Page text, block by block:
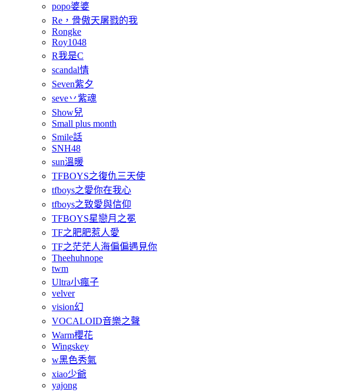
popo婆婆
Re，骨傲天屠戮的我
Rongke
Roy1048
R我是C
scandal情
Seven紫夕
seve丷紫魂
Show兒
Small plus month
Smile話
SNH48
sun溫暖
TFBOYS之復仇三天使
tfboys之愛你在我心
tfboys之致愛與信仰
TFBOYS星戀月之冕
TF之肥肥惹人愛
TF之茫茫人海偏偏遇見你
Theehuhnope
twm
Ultra小瘋子
velver
vision幻
VOCALOID音樂之聲
Warm櫻花
Wingskey
w黑色秀氣
xiao少爺
yajong